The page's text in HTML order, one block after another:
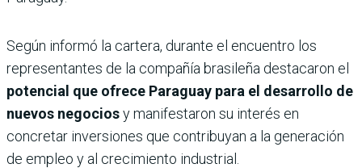
Según informó la cartera, durante el encuentro los
representantes de la compañía brasileña destacaron el
potencial que ofrece Paraguay para el desarrollo de
nuevos negociosy manifestaron su interés en
concretar inversiones que contribuyan a la generación
de empleo y al crecimiento industrial.